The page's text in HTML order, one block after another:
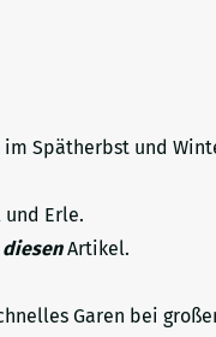
Spätherbst und
und Erle.
diesenArtikel.
Garen bei